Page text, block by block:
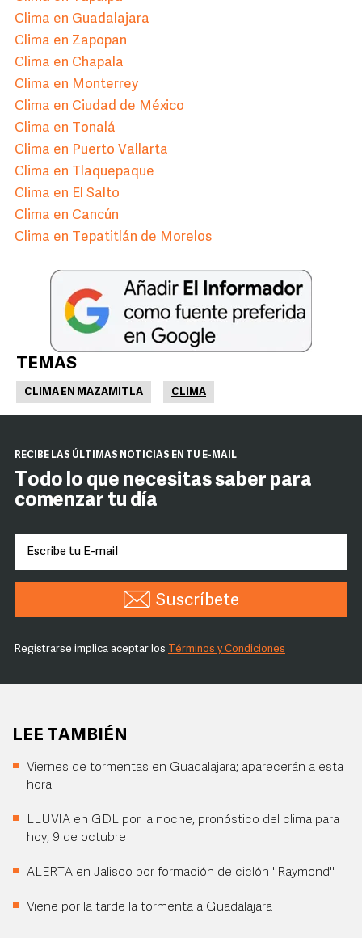
Clima en Guadalajara
Clima en Zapopan
Clima en Chapala
Clima en Monterrey
Clima en Ciudad de México
Clima en Tonalá
Clima en Puerto Vallarta
Clima en Tlaquepaque
Clima en El Salto
Clima en Cancún
Clima en Tepatitlán de Morelos
TEMAS
CLIMA EN MAZAMITLA CLIMA
RECIBE LAS ÚLTIMAS NOTICIAS EN TU E-MAIL
Todo lo que necesitas saber para
comenzar tu día
Suscríbete
Registrarse implica aceptar los Términos y Condiciones
LEE TAMBIÉN
Viernes de tormentas en Guadalajara; aparecerán a esta
hora
LLUVIA en GDL por la noche, pronóstico del clima para
hoy, 9 de octubre
ALERTA en Jalisco por formación de ciclón "Raymond"
Viene por la tarde la tormenta a Guadalajara